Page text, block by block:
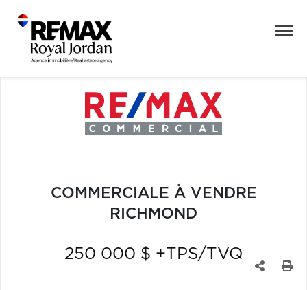
COMMERCIALE À VENDRE
RICHMOND
250 000 $ +TPS/TVQ